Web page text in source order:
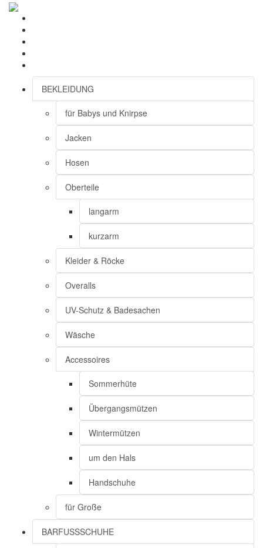
BEKLEIDUNG
für Babys und Knirpse
Jacken
Hosen
Oberteile
langarm
kurzarm
Kleider & Röcke
Overalls
UV-Schutz & Badesachen
Wäsche
Accessoires
Sommerhüte
Übergangsmützen
Wintermützen
um den Hals
Handschuhe
für Große
BARFUSSSCHUHE